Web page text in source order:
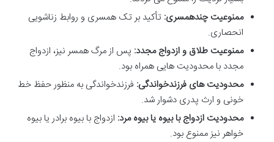
ممنوعیت چندهمسری: تأکید بر تک همسری و روابط زناشویی
انحصاری.
ممنوعیت طلاق و ازدواج مجدد: پس از مرگ همسر نیز، ازدواج
مجدد با محدودیت هایی همراه بود.
محدودیت های فرزندخواندگی: فرزندخواندگی به منظور حفظ خط
خونی و ارث پدری دشوار شد.
محدودیت ازدواج با بیوه یا بیوه مرد: ازدواج با بیوه برادر یا بیوه
خواهر نیز ممنوع بود.